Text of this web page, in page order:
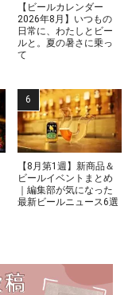
【ビールカレンダー
2026年8月】いつもの
日常に、わたしとビー
ルと。夏の暑さに乗っ
て
【8月第1週】新商品＆
ビールイベントまとめ
｜編集部が気になった
最新ビールニュース6選